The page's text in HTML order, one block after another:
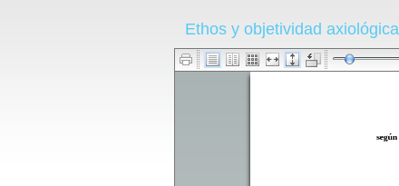
Ethos y objetividad